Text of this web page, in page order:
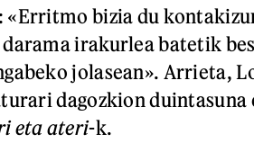
«Erritmo bizia du
irakurlea batetik
jolasean». Arrieta,
dagozkion duintasuna
eta ateri-k.